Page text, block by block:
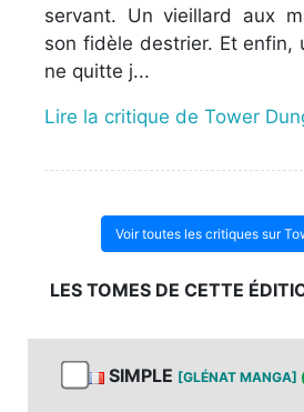
servant. Un vieillard aux
son fidèle destrier. Et enfin,
ne quitte j...
Lire la critique de Tower
Voir toutes les critiques sur
LES TOMES DE CETTE
SIMPLE [GLÉNAT MANGA]